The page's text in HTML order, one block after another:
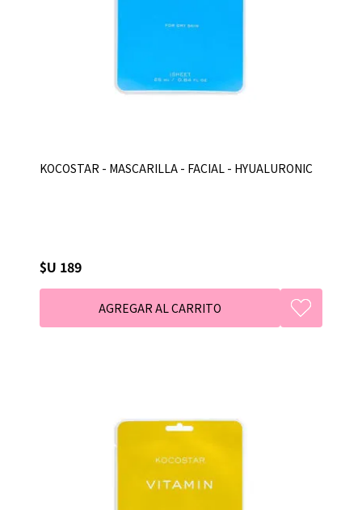
KOCOSTAR - MASCARILLA - FACIAL - HYUALURONIC
$U 189